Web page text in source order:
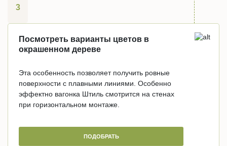
3
Посмотреть варианты цветов в
окрашенном дереве
Эта особенность позволяет получить ровные
поверхности с плавными линиями. Особенно
эффектно вагонка Штиль смотрится на стенах
при горизонтальном монтаже.
ПОДОБРАТЬ